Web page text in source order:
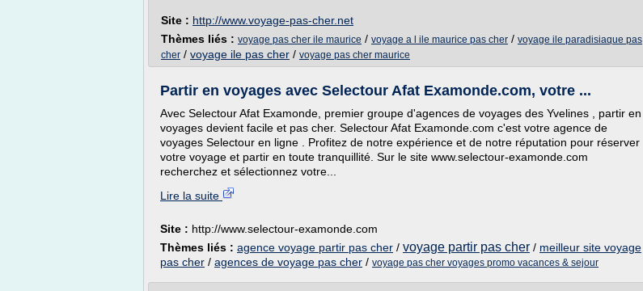
Site : http://www.voyage-pas-cher.net
Thèmes liés : voyage pas cher ile maurice / voyage a l ile maurice pas cher / voyage ile paradisiaque pas
cher / voyage ile pas cher / voyage pas cher maurice
Partir en voyages avec Selectour Afat Examonde.com, votre ...
Avec Selectour Afat Examonde, premier groupe d'agences de voyages des Yvelines , partir en
voyages devient facile et pas cher. Selectour Afat Examonde.com c'est votre agence de
voyages Selectour en ligne . Profitez de notre expérience et de notre réputation pour réserver
votre voyage et partir en toute tranquillité. Sur le site www.selectour-examonde.com
recherchez et sélectionnez votre...
Lire la suite
Site : http://www.selectour-examonde.com
Thèmes liés : agence voyage partir pas cher / voyage partir pas cher / meilleur site voyage
pas cher / agences de voyage pas cher / voyage pas cher voyages promo vacances & sejour